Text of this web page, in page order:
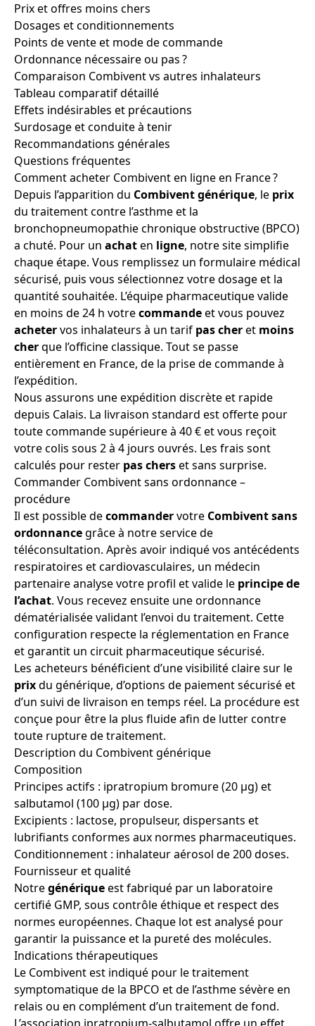
Prix et offres moins chers
Dosages et conditionnements
Points de vente et mode de commande
Ordonnance nécessaire ou pas ?
Comparaison Combivent vs autres inhalateurs
Tableau comparatif détaillé
Effets indésirables et précautions
Surdosage et conduite à tenir
Recommandations générales
Questions fréquentes
Comment acheter Combivent en ligne en France ?
Depuis l’apparition du Combivent générique, le prix
du traitement contre l’asthme et la
bronchopneumopathie chronique obstructive (BPCO)
a chuté. Pour un achaten ligne, notre site simplifie
chaque étape. Vous remplissez un formulaire médical
sécurisé, puis vous sélectionnez votre dosage et la
quantité souhaitée. L’équipe pharmaceutique valide
en moins de 24 h votrecommandeet vous pouvez
achetervos inhalateurs à un tarif pas cheret moins
cherque l’officine classique. Tout se passe
entièrement en France, de la prise de commande à
l’expédition.
Nous assurons une expédition discrète et rapide
depuis Calais. La livraison standard est offerte pour
toute commande supérieure à 40 € et vous reçoit
votre colis sous 2 à 4 jours ouvrés. Les frais sont
calculés pour rester pas cherset sans surprise.
Commander Combivent sans ordonnance –
procédure
Il est possible decommandervotre Combiventsans
ordonnancegrâce à notre service de
téléconsultation. Après avoir indiqué vos antécédents
respiratoires et cardiovasculaires, un médecin
partenaire analyse votre profil et valide le principe de
l’achat. Vous recevez ensuite une ordonnance
dématérialisée validant l’envoi du traitement. Cette
configuration respecte la réglementation en France
et garantit un circuit pharmaceutique sécurisé.
Les acheteurs bénéficient d’une visibilité claire sur le
prixdu générique, d’options de paiement sécurisé et
d’un suivi de livraison en temps réel. La procédure est
conçue pour être la plus fluide afin de lutter contre
toute rupture de traitement.
Description du Combivent générique
Composition
Principes actifs : ipratropium bromure (20 µg) et
salbutamol (100 µg) par dose.
Excipients : lactose, propulseur, dispersants et
lubrifiants conformes aux normes pharmaceutiques.
Conditionnement : inhalateur aérosol de 200 doses.
Fournisseur et qualité
Notregénériqueest fabriqué par un laboratoire
certifié GMP, sous contrôle éthique et respect des
normes européennes. Chaque lot est analysé pour
garantir la puissance et la pureté des molécules.
Indications thérapeutiques
Le Combivent est indiqué pour le traitement
symptomatique de la BPCO et de l’asthme sévère en
relais ou en complément d’un traitement de fond.